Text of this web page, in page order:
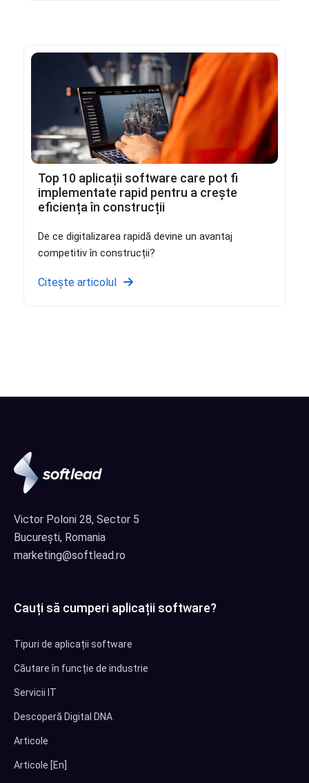
Top 10 aplicații software care pot fi
implementate rapid pentru a crește
eficiența în construcții
De ce digitalizarea rapidă devine un avantaj
competitiv în construcții?
Citește articolul
Victor Poloni 28, Sector 5
București, Romania
marketing@softlead.ro
Cauți să cumperi aplicații software?
Tipuri de aplicații software
Căutare în funcție de industrie
Servicii IT
Descoperă Digital DNA
Articole
Articole [En]